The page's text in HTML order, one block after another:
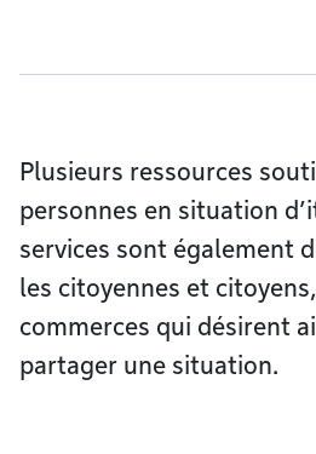
Plusieurs ressources
personnes en situation
services sont également
les citoyennes et
commerces qui désirent
partager une situation.